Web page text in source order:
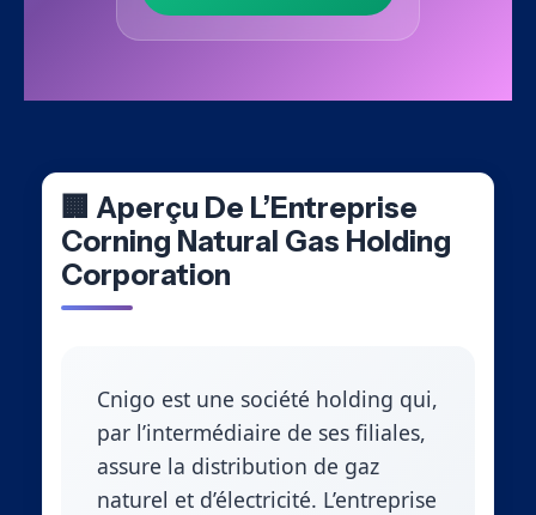
🏢 Aperçu De L’Entreprise
Corning Natural Gas Holding
Corporation
Cnigo est une société holding qui,
par l’intermédiaire de ses filiales,
assure la distribution de gaz
naturel et d’électricité. L’entreprise